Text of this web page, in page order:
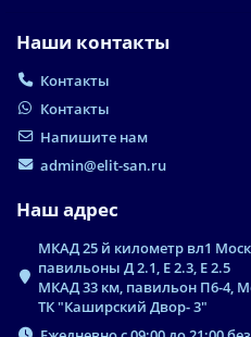
Наши контакты
Контакты
Контакты
Напишите нам
admin@elit-san.ru
Наш адрес
МКАД 25 й километр вл1
павильоны Д 2.1, Е 2.3, Е 2.5
МКАД 33 км, павильон П6-4,
ТК "Каширский Двор- 3"